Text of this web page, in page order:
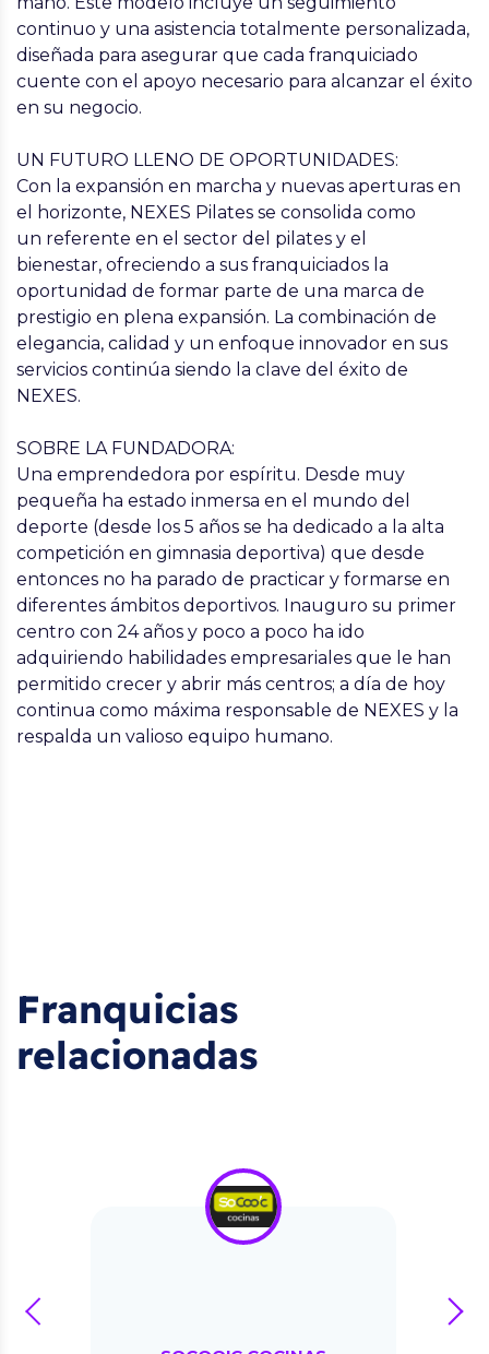
continuo y una asistencia totalmente personalizada,
diseñada para asegurar que cada franquiciado
cuente con el apoyo necesario para alcanzar el éxito
en su negocio.
UN FUTURO LLENO DE OPORTUNIDADES:
Con la expansión en marcha y nuevas aperturas en
el horizonte, NEXES Pilates se consolida como
un referente en el sector del pilates y el
bienestar, ofreciendo a sus franquiciados la
oportunidad de formar parte de una marca de
prestigio en plena expansión. La combinación de
elegancia, calidad y un enfoque innovador en sus
servicios continúa siendo la clave del éxito de
NEXES.
SOBRE LA FUNDADORA:
Una emprendedora por espíritu. Desde muy
pequeña ha estado inmersa en el mundo del
deporte (desde los 5 años se ha dedicado a la alta
competición en gimnasia deportiva) que desde
entonces no ha parado de practicar y formarse en
diferentes ámbitos deportivos. Inauguro su primer
centro con 24 años y poco a poco ha ido
adquiriendo habilidades empresariales que le han
permitido crecer y abrir más centros; a día de hoy
continua como máxima responsable de NEXES y la
respalda un valioso equipo humano.
Franquicias
relacionadas
prev next